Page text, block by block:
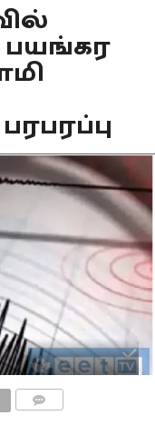
பயங்கர